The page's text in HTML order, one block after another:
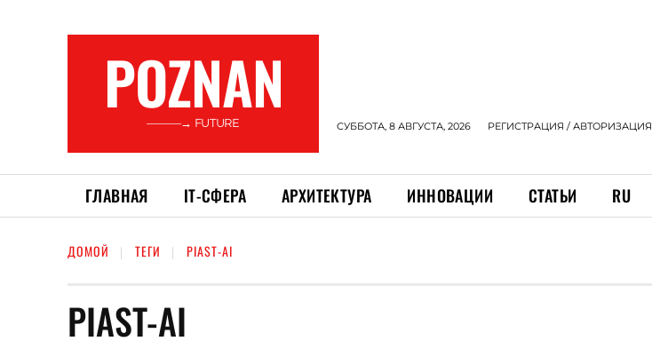
POZNAN
———→ FUTURE СУББОТА, 8 АВГУСТА, 2026 РЕГИСТРАЦИЯ / АВТОРИЗАЦИЯ
ГЛАВНАЯ ІТ-СФЕРА АРХИТЕКТУРА ИННОВАЦИИ СТАТЬИ RU
ДОМОЙ ТЕГИ PIAST-AI
PIAST-AI